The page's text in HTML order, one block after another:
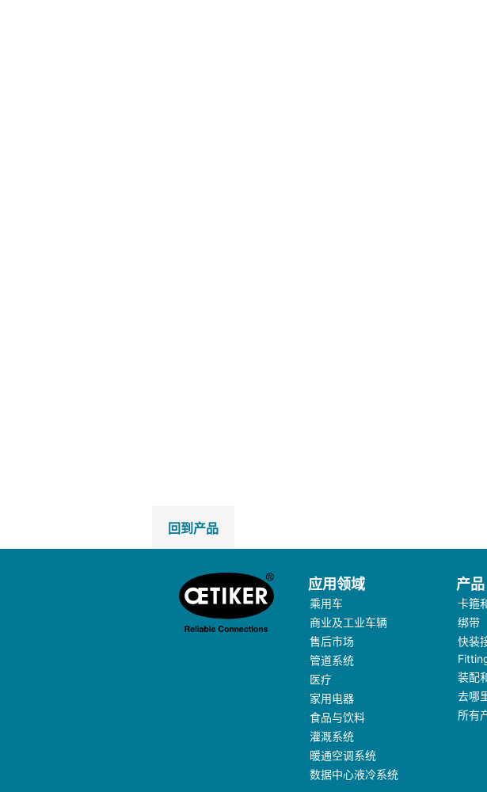
回到产品
应用领域
乘用车
商业及工业车辆
售后市场
管道系统
医疗
家用电器
食品与饮料
灌溉系统
暖通空调系统
数据中心液冷系统
产品
卡箍
绑带
快装
装配
去哪
所有